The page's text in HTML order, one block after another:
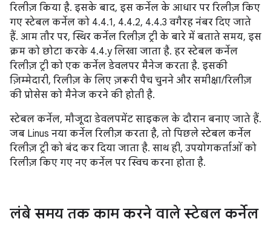
रिलीज़ किया है. इसके बाद, इस कर्नेल के आधार पर रिलीज़ किए
गए स्टेबल कर्नेल को 4.4.1, 4.4.2, 4.4.3 वगैरह नंबर दिए जाते
हैं. आम तौर पर, स्थिर कर्नेल रिलीज़ ट्री के बारे में बताते समय, इस
क्रम को छोटा करके 4.4.y लिखा जाता है. हर स्टेबल कर्नेल
रिलीज़ ट्री को एक कर्नेल डेवलपर मैनेज करता है. इसकी
ज़िम्मेदारी, रिलीज़ के लिए ज़रूरी पैच चुनने और समीक्षा/रिलीज़
की प्रोसेस को मैनेज करने की होती है.
स्टेबल कर्नेल, मौजूदा डेवलपमेंट साइकल के दौरान बनाए जाते हैं.
जब Linus नया कर्नेल रिलीज़ करता है, तो पिछले स्टेबल कर्नेल
रिलीज़ ट्री को बंद कर दिया जाता है. साथ ही, उपयोगकर्ताओं को
रिलीज़ किए गए नए कर्नेल पर स्विच करना होता है.
लंबे समय तक काम करने वाले स्टेबल कर्नेल